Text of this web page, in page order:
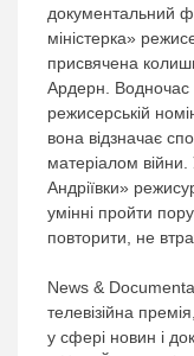
документальний
міністерка»
присвячена
Ардерн.
режисерській
вона відзначає
матеріалом
Андріївки»
умінні пройти
повторити, не
News &
телевізійна
у сфері новин і